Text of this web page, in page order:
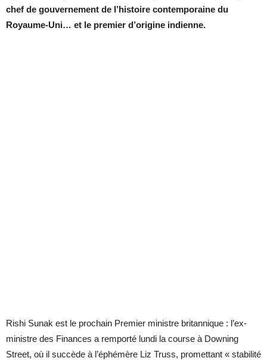
chef de gouvernement de l’histoire contemporaine du
Royaume-Uni… et le premier d’origine indienne.
Rishi Sunak est le prochain Premier ministre britannique : l’ex-
ministre des Finances a remporté lundi la course à Downing
Street, où il succède à l’éphémère Liz Truss, promettant « stabilité